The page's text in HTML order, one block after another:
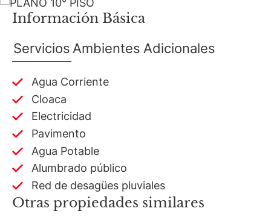
Información Básica
Servicios Ambientes Adicionales
Agua Corriente
Cloaca
Electricidad
Pavimento
Agua Potable
Alumbrado público
Red de desagües pluviales
Otras propiedades similares